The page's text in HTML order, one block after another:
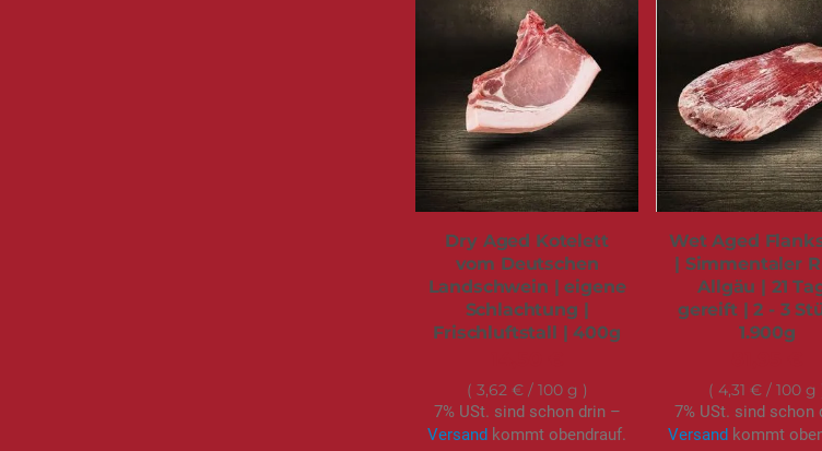
Dry Aged Kotelett
vom Deutschen
Landschwein | eigene
Schlachtung |
Frischluftstall | 400g
3,62 €/ 100 g
7% USt. sind schon drin –
Versand kommt obendrauf.
Wet Aged
| Simmentaler
Allgäu | 21
gereift | 2 - 3
1.900g
4,31 € / 100 g
7% USt. sind schon
Versand kommt